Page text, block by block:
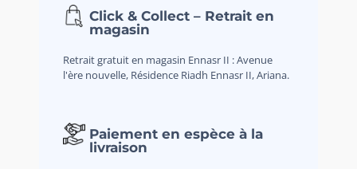
Click & Collect – Retrait en
magasin
Retrait gratuit en magasin Ennasr II : Avenue
l'ère nouvelle, Résidence Riadh Ennasr II, Ariana.
Paiement en espèce à la
livraison